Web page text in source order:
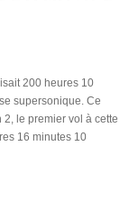
200 heures 10
supersonique. Ce
le premier vol à cette
16 minutes 10